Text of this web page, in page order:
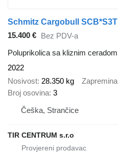
Schmitz Cargobull SCB*S3T
15.400 € Bez PDV-a
Poluprikolica sa kliznim ceradom
2022
Nosivost 28.350 kg Zapremina
Broj osovina 3
Češka, Strančice
TIR CENTRUM s.r.o